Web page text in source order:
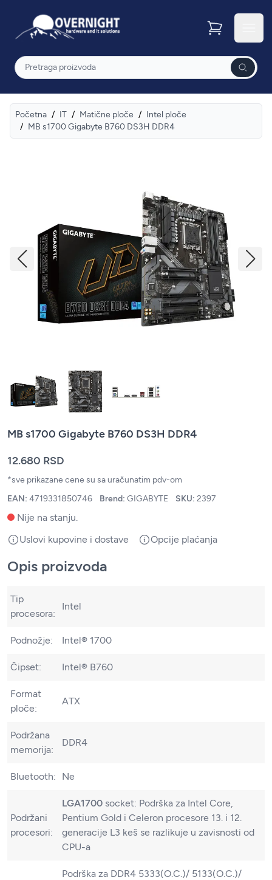
Overnight
Pretraga
Početna / IT / Matične ploče / Intel ploče
/ MB s1700 Gigabyte B760 DS3H DDR4
MB s1700 Gigabyte B760 DS3H DDR4
12.680 RSD
*sve prikazane cene su sa uračunatim pdv-om
EAN: 4719331850746 Brend: GIGABYTE SKU: 2397
Nije na stanju.
Uslovi kupovine i dostave
Opcije plaćanja
Opis proizvoda
Tip
procesora:
Intel
Podnožje: Intel® 1700
Čipset: Intel® B760
Format
ploče:
ATX
Podržana
memorija:
DDR4
Bluetooth: Ne
Podržani
procesori:
LGA1700 socket: Podrška za Intel Core,
Pentium Gold i Celeron procesore 13. i 12.
generacije L3 keš se razlikuje u zavisnosti od
CPU-a
Podrška za DDR4 5333(O.C.)/ 5133(O.C.)/